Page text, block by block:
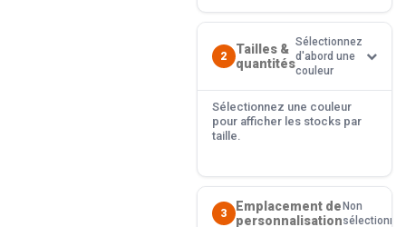
2
Tailles &
quantités
Sélectionnez
d'abord une
couleur
Sélectionnez une couleur
pour afficher les stocks par
taille.
3
Emplacement de
personnalisation
Non
sélectionné